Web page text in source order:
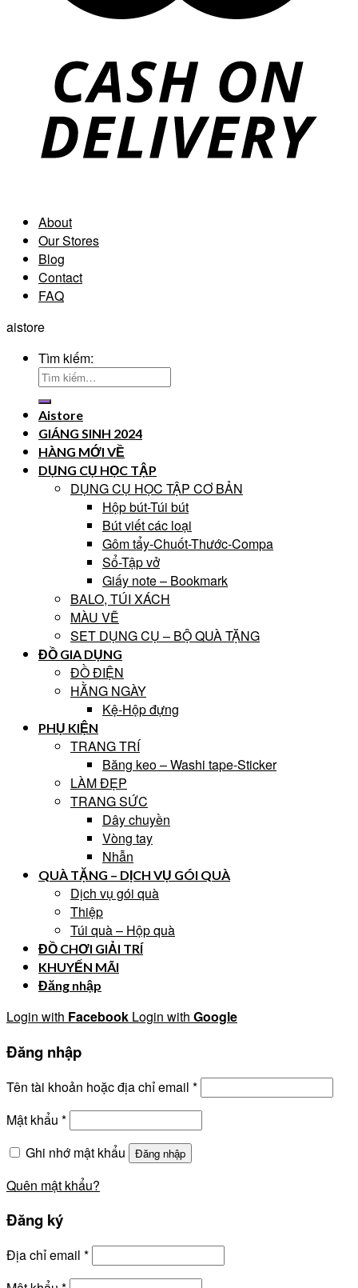
About
Our Stores
Blog
Contact
FAQ
aistore
Tìm kiếm:
Aistore
GIÁNG SINH 2024
HÀNG MỚI VỀ
DỤNG CỤ HỌC TẬP
DỤNG CỤ HỌC TẬP CƠ BẢN
Hộp bút-Túi bút
Bút viết các loại
Gôm tẩy-Chuốt-Thước-Compa
Sổ-Tập vở
Giấy note – Bookmark
BALO, TÚI XÁCH
MÀU VẼ
SET DỤNG CỤ – BỘ QUÀ TẶNG
ĐỒ GIA DỤNG
ĐỒ ĐIỆN
HẰNG NGÀY
Kệ-Hộp đựng
PHỤ KIỆN
TRANG TRÍ
Băng keo – Washi tape-Sticker
LÀM ĐẸP
TRANG SỨC
Dây chuyền
Vòng tay
Nhẫn
QUÀ TẶNG – DỊCH VỤ GÓI QUÀ
Dịch vụ gói quà
Thiệp
Túi quà – Hộp quà
ĐỒ CHƠI GIẢI TRÍ
KHUYẾN MÃI
Đăng nhập
Login with Facebook Login with Google
Đăng nhập
Tên tài khoản hoặc địa chỉ email *
Mật khẩu *
Ghi nhớ mật khẩu
Đăng nhập
Quên mật khẩu?
Đăng ký
Địa chỉ email *